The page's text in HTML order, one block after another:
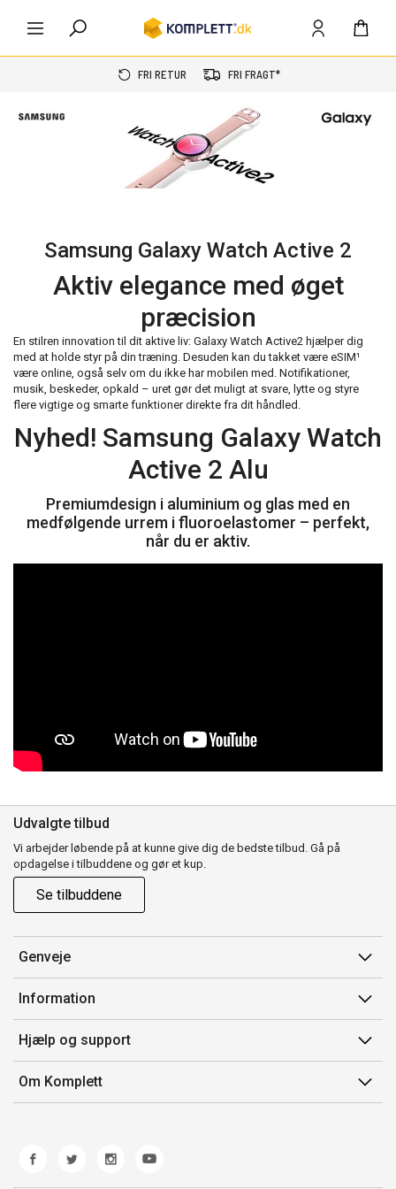
FRI RETUR FRI FRAGT*
Samsung Galaxy Watch Active 2
Aktiv elegance med øget
præcision
En stilren innovation til dit aktive liv: Galaxy Watch Active2 hjælper dig
med at holde styr på din træning. Desuden kan du takket være eSIM¹
være online, også selv om du ikke har mobilen med. Notifikationer,
musik, beskeder, opkald – uret gør det muligt at svare, lytte og styre
flere vigtige og smarte funktioner direkte fra dit håndled.
Nyhed! Samsung Galaxy Watch
Active 2 Alu
Premiumdesign i aluminium og glas med en
medfølgende urrem i fluoroelastomer – perfekt,
når du er aktiv.
Udvalgte tilbud
Vi arbejder løbende på at kunne give dig de bedste tilbud. Gå på
opdagelse i tilbuddene og gør et kup.
Se tilbuddene
Genveje
Min side
Ordrehistorik
Gavekort
Information
Salgsbetingelser
Mærker/producent
Fortrydelsesret
Hjælp og support
Kontakt os
Kundeservice
Fejl/Mangler
Om Komplett